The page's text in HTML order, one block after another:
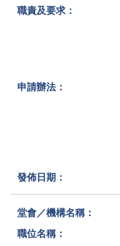
職責及要求：
申請辦法：
發佈日期：
堂會／機構名稱：
職位名稱：